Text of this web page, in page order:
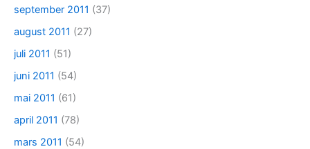
september 2011 (37)
august 2011 (27)
juli 2011 (51)
juni 2011 (54)
mai 2011 (61)
april 2011 (78)
mars 2011 (54)